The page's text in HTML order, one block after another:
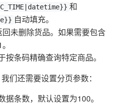
和
自动填充。
回未删除货品。如果需要包含
按条码精确查询特定商品。
们还需要设置分页参数：
据条数，默认设置为100。